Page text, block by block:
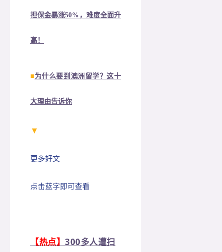
担保金暴涨50%，难度全面升
高！
■为什么要到澳洲留学？这十
大理由告诉你
▼
更多好文
点击蓝字即可查看
【热点】300多人遭扫